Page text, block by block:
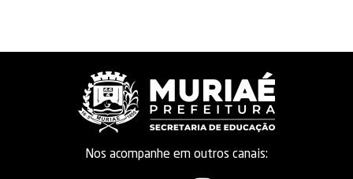
Nos acompanhe em outros canais: